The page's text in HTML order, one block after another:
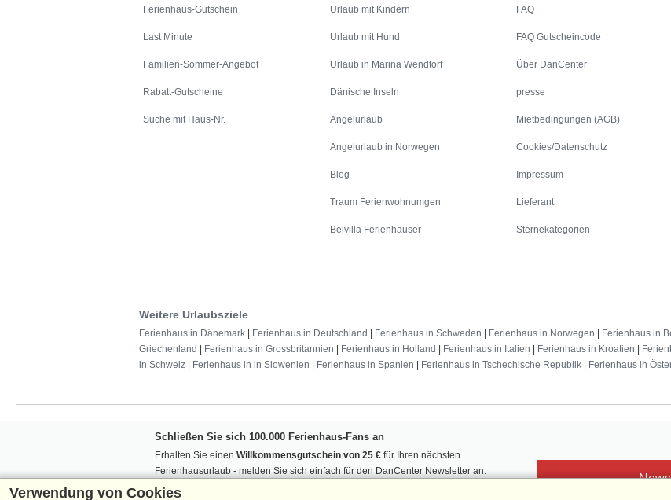
Ferienhaus-Gutschein
Last Minute
Familien-Sommer-Angebot
Rabatt-Gutscheine
Suche mit Haus-Nr.
Urlaub mit Kindern
Urlaub mit Hund
Urlaub in Marina Wendtorf
Dänische Inseln
Angelurlaub
Angelurlaub in Norwegen
Blog
Traum Ferienwohnumgen
Belvilla Ferienhäuser
FAQ
FAQ Gutscheincode
Über DanCenter
presse
Mietbedingungen (AGB)
Cookies/Datenschutz
Impressum
Lieferant
Sternekategorien
Weitere Urlaubsziele
Ferienhaus in Dänemark Ferienhaus in Deutschland Ferienhaus in Schweden Ferienhaus in Norwegen Ferienhaus in
Griechenland
Ferienhaus in Grossbritannien Ferienhaus in Holland Ferienhaus in Italien Ferienhaus in Kroatien
in Schweiz
Ferienhaus in in Slowenien Ferienhaus in Spanien Ferienhaus in Tschechische Republik Ferienhaus in
Schließen Sie sich 100.000 Ferienhaus-Fans an
Erhalten Sie einen Willkommensgutschein von 25 € für Ihren nächsten
Ferienhausurlaub - melden Sie sich einfach für den DanCenter Newsletter an.
Verpassen Sie nie wieder exklusive Angebote, Gewinnspiele und Urlaubstipps!
Verwendung von Cookies